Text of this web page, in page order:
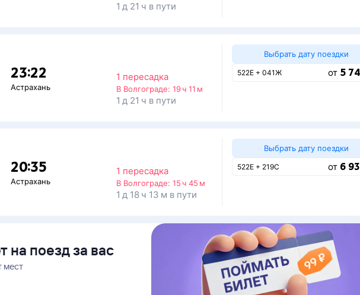
1 д 21 ч в пути
23:22
Астрахань
1 пересадка
В Волгограде: 19 ч 11 м
1 д 21 ч в пути
Выбрать дату поездки
522Е + 041Ж от 5
20:35
Астрахань
1 пересадка
В Волгограде: 15 ч 45 м
1 д 18 ч 13 м в пути
Выбрать дату поездки
522Е + 219С от 6
на поезд за вас
мест